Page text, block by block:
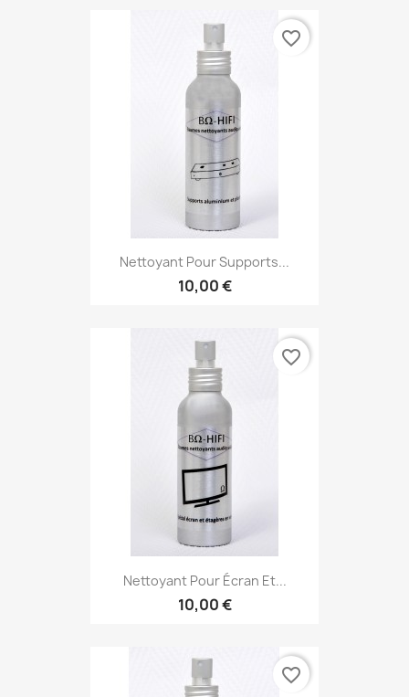
Nettoyant Pour Supports...
10,00 €
favorite_border
Nettoyant Pour Écran Et...
10,00 €
favorite_border
favorite_border